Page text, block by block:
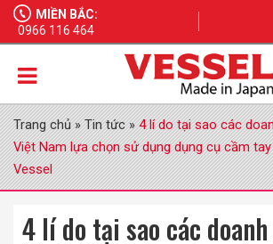
MIỀN BẮC:
0966 116 464
Trang chủ»Tin tức»4 lí do tại sao các
Việt Nam lựa chọn sử dụng dụng cụ cầm
Vessel
4 lí do tại sao các